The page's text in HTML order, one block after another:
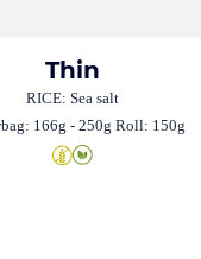
Thin
RICE: Sea salt
166g - 250g Roll: 150g